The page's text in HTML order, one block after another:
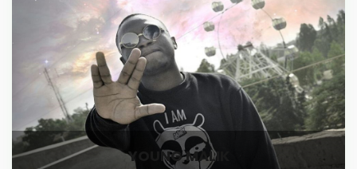
YOUNG MALIK